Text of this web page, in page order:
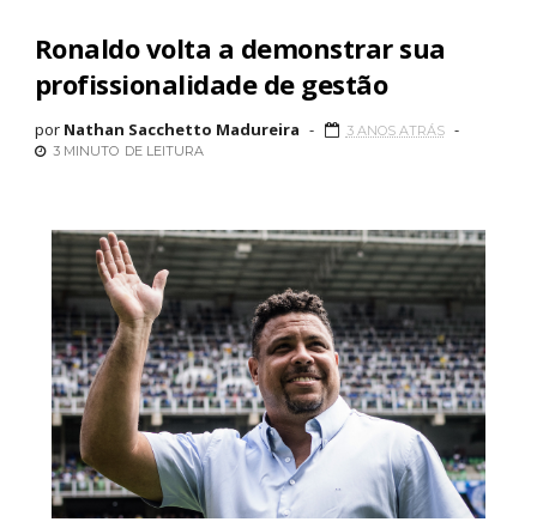
Ronaldo volta a demonstrar sua
profissionalidade de gestão
por Nathan Sacchetto Madureira
3 ANOS ATRÁS
3 MINUTO DE LEITURA